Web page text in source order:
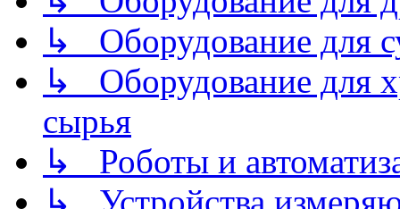
↳ Оборудование для
↳ Оборудование для
сырья
↳ Роботы и
↳ Устройства